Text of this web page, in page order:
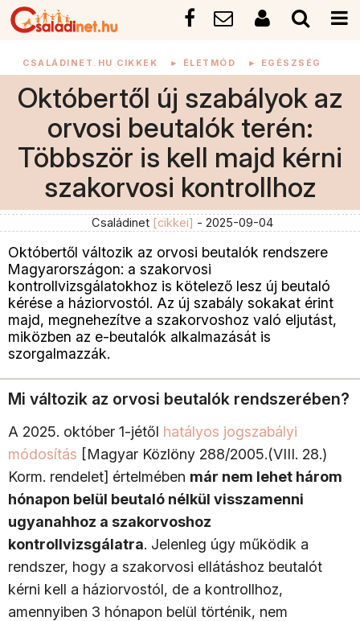
CSALÁDINET.HU CIKKEK ► ÉLETMÓD ► EGÉSZSÉG
Októbertől új szabályok az
orvosi beutalók terén:
Többször is kell majd kérni
szakorvosi kontrollhoz
Családinet [cikkei] - 2025-09-04
Októbertől változik az orvosi beutalók rendszere
Magyarországon: a szakorvosi
kontrollvizsgálatokhoz is kötelező lesz új beutaló
kérése a háziorvostól. Az új szabály sokakat érint
majd, megnehezítve a szakorvoshoz való eljutást,
miközben az e-beutalók alkalmazását is
szorgalmazzák.
Mi változik az orvosi beutalók rendszerében?
A 2025. október 1-jétől hatályos jogszabályi
módosítás [Magyar Közlöny 288/2005.(VIII. 28.)
Korm. rendelet] értelmében már nem lehet három
hónapon belül beutaló nélkül visszamenni
ugyanahhoz a szakorvoshoz
kontrollvizsgálatra. Jelenleg úgy működik a
rendszer, hogy a szakorvosi ellátáshoz beutalót
kérni kell a háziorvostól, de a kontrollhoz,
amennyiben 3 hónapon belül történik, nem